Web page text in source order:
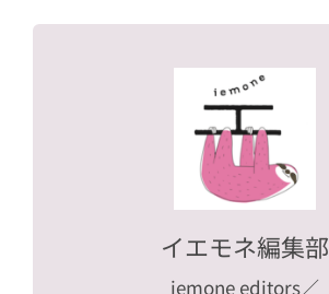
イエモネ編集部
iemone editors／